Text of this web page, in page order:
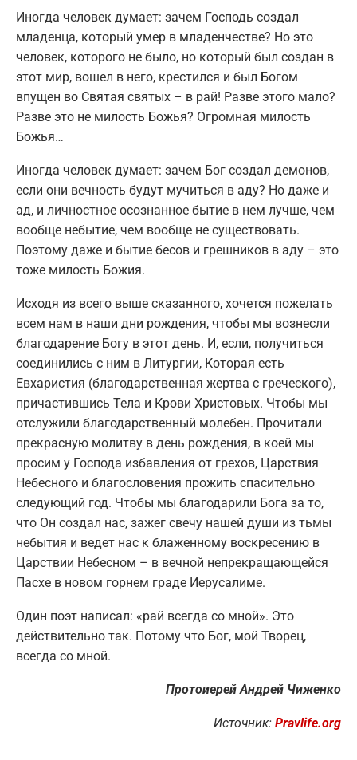
Иногда человек думает: зачем Господь создал
младенца, который умер в младенчестве? Но это
человек, которого не было, но который был создан в
этот мир, вошел в него, крестился и был Богом
впущен во Святая святых – в рай! Разве этого мало?
Разве это не милость Божья? Огромная милость
Божья…
Иногда человек думает: зачем Бог создал демонов,
если они вечность будут мучиться в аду? Но даже и
ад, и личностное осознанное бытие в нем лучше, чем
вообще небытие, чем вообще не существовать.
Поэтому даже и бытие бесов и грешников в аду – это
тоже милость Божия.
Исходя из всего выше сказанного, хочется пожелать
всем нам в наши дни рождения, чтобы мы вознесли
благодарение Богу в этот день. И, если, получиться
соединились с ним в Литургии, Которая есть
Евхаристия (благодарственная жертва с греческого),
причастившись Тела и Крови Христовых. Чтобы мы
отслужили благодарственный молебен. Прочитали
прекрасную молитву в день рождения, в коей мы
просим у Господа избавления от грехов, Царствия
Небесного и благословения прожить спасительно
следующий год. Чтобы мы благодарили Бога за то,
что Он создал нас, зажег свечу нашей души из тьмы
небытия и ведет нас к блаженному воскресению в
Царствии Небесном – в вечной непрекращающейся
Пасхе в новом горнем граде Иерусалиме.
Один поэт написал: «рай всегда со мной». Это
действительно так. Потому что Бог, мой Творец,
всегда со мной.
Протоиерей Андрей Чиженко
Источник: Pravlife.org